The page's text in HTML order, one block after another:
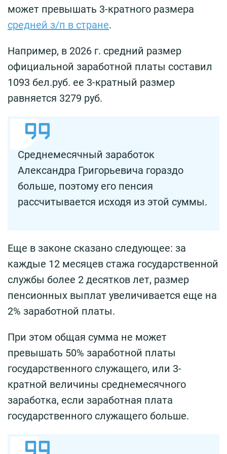
может превышать 3-кратного размера
средней з/п в стране.
Например, в 2026 г. средний размер
официальной заработной платы составил
1093 бел.руб. ее 3-кратный размер
равняется 3279 руб.
Среднемесячный заработок
Александра Григорьевича гораздо
больше, поэтому его пенсия
рассчитывается исходя из этой суммы.
Еще в законе сказано следующее: за
каждые 12 месяцев стажа государственной
службы более 2 десятков лет, размер
пенсионных выплат увеличивается еще на
2% заработной платы.
При этом общая сумма не может
превышать 50% заработной платы
государственного служащего, или 3-
кратной величины среднемесячного
заработка, если заработная плата
государственного служащего больше.